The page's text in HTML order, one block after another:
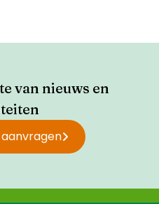
van nieuws en